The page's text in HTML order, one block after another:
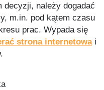
decyzji, należy dogadać
m.in. pod kątem czasu
prac. Wypada się
strona internetowai